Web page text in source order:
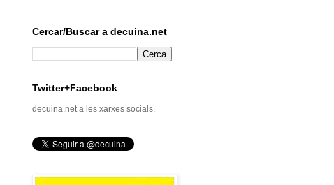
Cercar/Buscar a decuina.net
Twitter+Facebook
decuina.net a les xarxes socials.